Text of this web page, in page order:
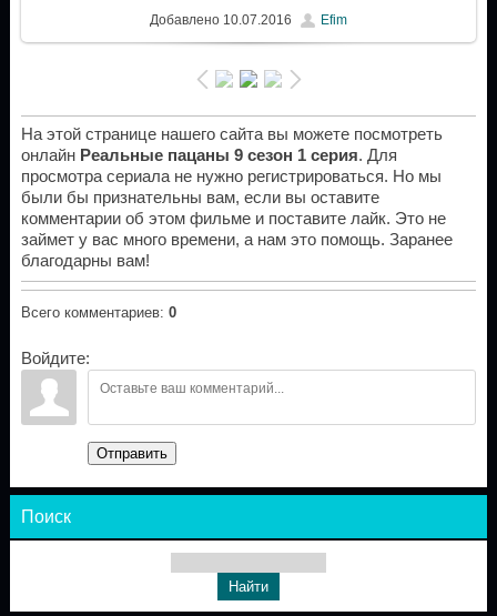
Добавлено10.07.2016 Efim
На этой странице нашего сайта вы можете посмотреть
онлайн Реальные пацаны 9 сезон 1 серия. Для
просмотра сериала не нужно регистрироваться. Но мы
были бы признательны вам, если вы оставите
комментарии об этом фильме и поставите лайк. Это не
займет у вас много времени, а нам это помощь. Заранее
благодарны вам!
Всего комментариев: 0
Войдите:
Отправить
Поиск